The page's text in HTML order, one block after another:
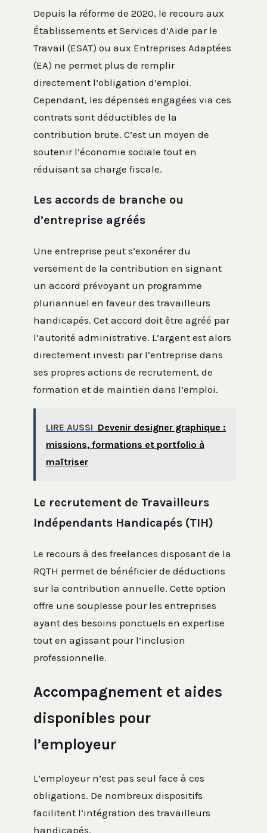
Depuis la réforme de 2020, le recours aux
Établissements et Services d’Aide par le
Travail (ESAT) ou aux Entreprises Adaptées
(EA) ne permet plus de remplir
directement l’obligation d’emploi.
Cependant, les dépenses engagées via ces
contrats sont déductibles de la
contribution brute. C’est un moyen de
soutenir l’économie sociale tout en
réduisant sa charge fiscale.
Les accords de branche ou
d’entreprise agréés
Une entreprise peut s’exonérer du
versement de la contribution en signant
un accord prévoyant un programme
pluriannuel en faveur des travailleurs
handicapés. Cet accord doit être agréé par
l’autorité administrative. L’argent est alors
directement investi par l’entreprise dans
ses propres actions de recrutement, de
formation et de maintien dans l’emploi.
LIRE AUSSI Devenir designer graphique :
missions, formations et portfolio à
maîtriser
Le recrutement de Travailleurs
Indépendants Handicapés (TIH)
Le recours à des freelances disposant de la
RQTH permet de bénéficier de déductions
sur la contribution annuelle. Cette option
offre une souplesse pour les entreprises
ayant des besoins ponctuels en expertise
tout en agissant pour l’inclusion
professionnelle.
Accompagnement et aides
disponibles pour
l’employeur
L’employeur n’est pas seul face à ces
obligations. De nombreux dispositifs
facilitent l’intégration des travailleurs
handicapés.